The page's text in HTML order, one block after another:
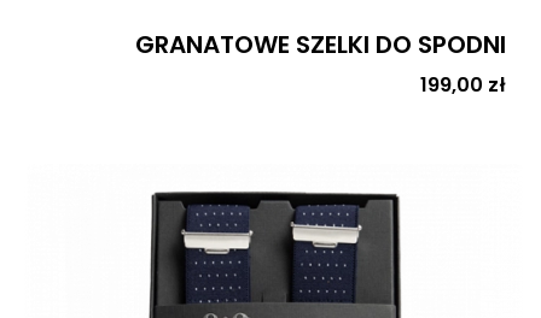
GRANATOWE SZELKI DO SPODNI
Cena
199,00 zł